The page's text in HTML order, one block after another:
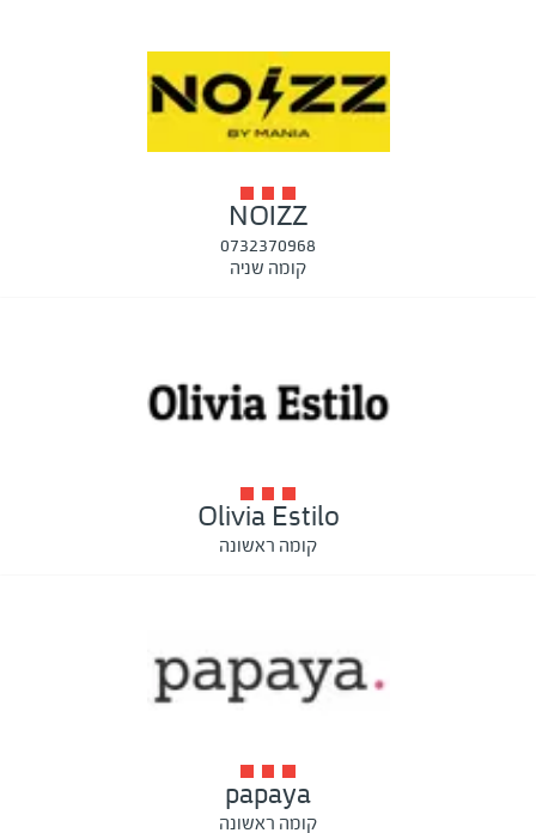
NOIZZ
0732370968
קומה שניה
Olivia Estilo
קומה ראשונה
papaya
קומה ראשונה